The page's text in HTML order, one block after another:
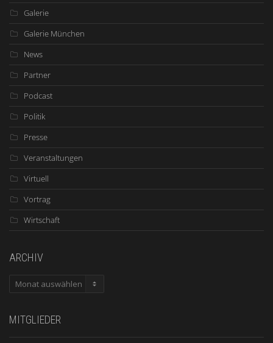
Galerie
Galerie München
News
Partner
Podcast
Politik
Presse
Veranstaltungen
Virtuell
Vortrag
Wirtschaft
ARCHIV
ARCHIV
MITGLIEDER